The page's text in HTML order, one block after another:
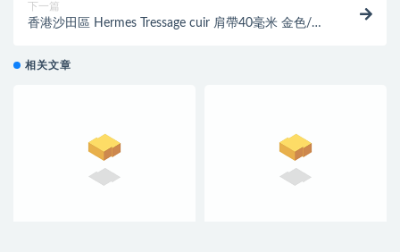
下一篇
香港沙田區 Hermes Tressage cuir 肩帶40毫米 金色/黑
相关文章